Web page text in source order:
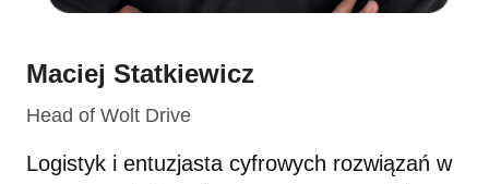
Maciej Statkiewicz
Head of Wolt Drive
Logistyk i entuzjasta cyfrowych rozwiązań w